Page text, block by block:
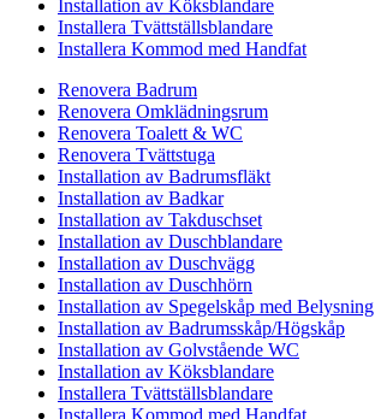
Installation av Köksblandare
Installera Tvättställsblandare
Installera Kommod med Handfat
Renovera Badrum
Renovera Omklädningsrum
Renovera Toalett & WC
Renovera Tvättstuga
Installation av Badrumsfläkt
Installation av Badkar
Installation av Takduschset
Installation av Duschblandare
Installation av Duschvägg
Installation av Duschhörn
Installation av Spegelskåp med Belysning
Installation av Badrumsskåp/Högskåp
Installation av Golvstående WC
Installation av Köksblandare
Installera Tvättställsblandare
Installera Kommod med Handfat